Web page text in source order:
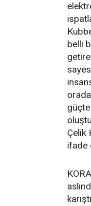
belli
Çelik
ifade